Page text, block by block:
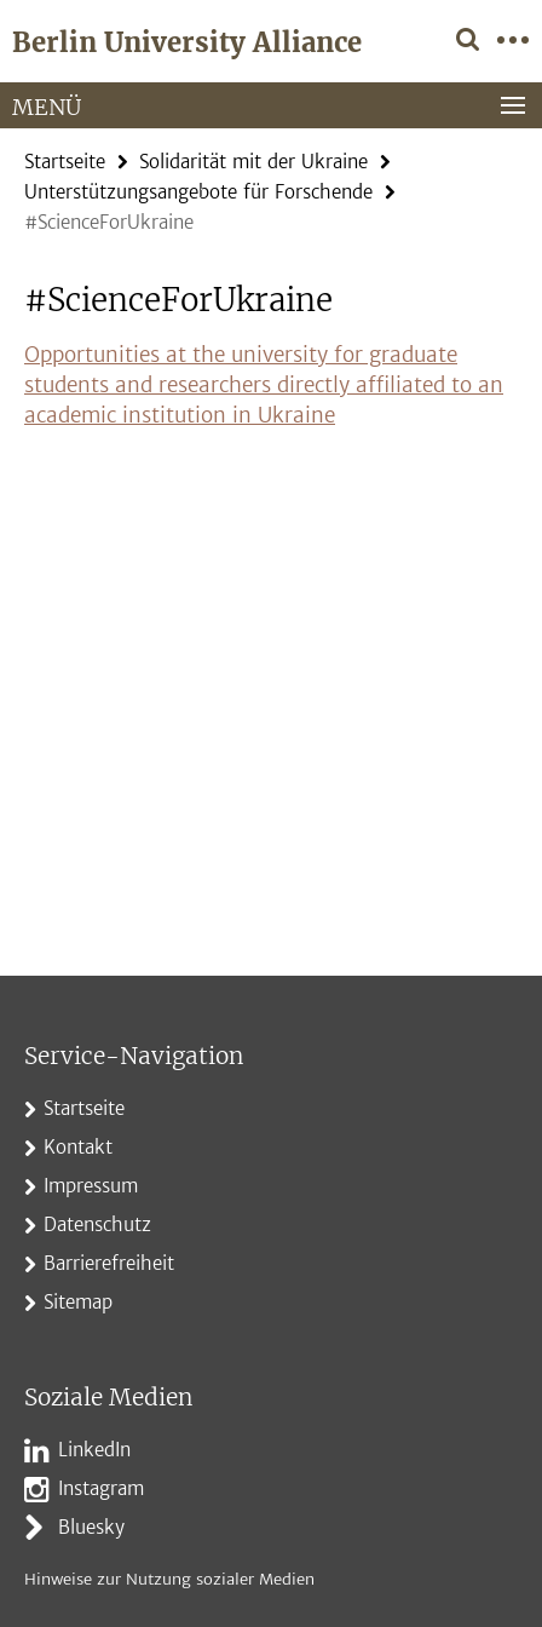
direkt
Inhalt
Berlin University Alliance
Service-
Navigation
MENÜ
Startseite
Solidarität mit der Ukraine
Unterstützungsangebote für Forschende
#ScienceForUkraine
#ScienceForUkraine
Opportunities at the university for graduate
students and researchers directly affiliated to an
academic institution in Ukraine
Service-Navigation
Startseite
Kontakt
Impressum
Datenschutz
Barrierefreiheit
Sitemap
Soziale Medien
LinkedIn
Instagram
Bluesky
Hinweise zur Nutzung sozialer Medien